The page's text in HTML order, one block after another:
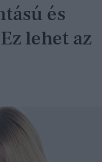
és
lehet az